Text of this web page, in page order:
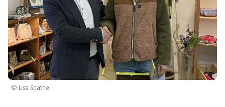
© Lisa Späthe